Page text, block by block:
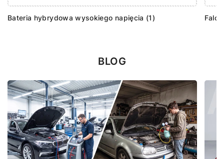
Bateria hybrydowa wysokiego napięcia (1)
BLOG